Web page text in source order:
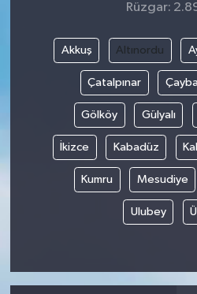
Rüzgar:
Akkuş Altınordu
Çatalpınar
Gölköy Gülyalı
İkizce Kabadüz
Kumru Mesudiye
Ulubey